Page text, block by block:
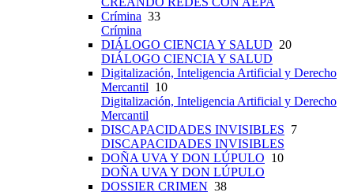
Crímina 33
Crímina
DIÁLOGO CIENCIA Y SALUD 20
DIÁLOGO CIENCIA Y SALUD
Digitalización, Inteligencia Artificial y Derecho
Mercantil 10
Digitalización, Inteligencia Artificial y Derecho
Mercantil
DISCAPACIDADES INVISIBLES 7
DISCAPACIDADES INVISIBLES
DOÑA UVA Y DON LÚPULO 10
DOÑA UVA Y DON LÚPULO
DOSSIER CRIMEN 38